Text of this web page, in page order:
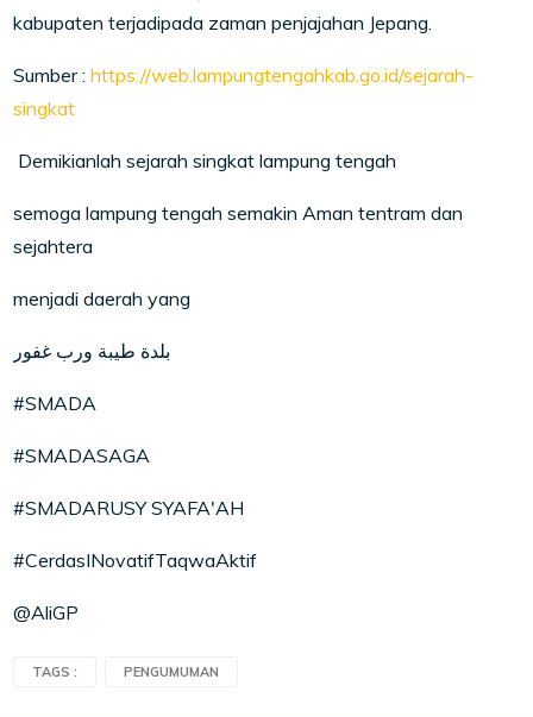
kabupaten terjadipada zaman penjajahan Jepang.
Sumber :https://web.lampungtengahkab.go.id/sejarah-
singkat
Demikianlah sejarah singkat lampung tengah
semoga lampung tengah semakin Aman tentram dan
sejahtera
menjadi daerah yang
بلدة طيبة ورب غفور
#SMADA
#SMADASAGA
#SMADARUSY SYAFA'AH
#CerdasINovatifTaqwaAktif
@AliGP
TAGS : PENGUMUMAN